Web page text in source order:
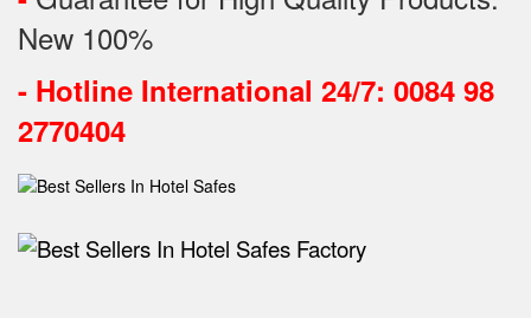
New 100%
- Hotline International 24/7: 0084 98
2770404